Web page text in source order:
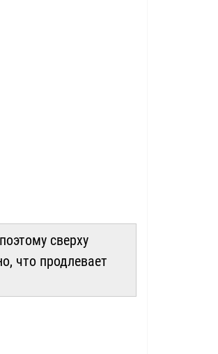
сверху
что продлевает